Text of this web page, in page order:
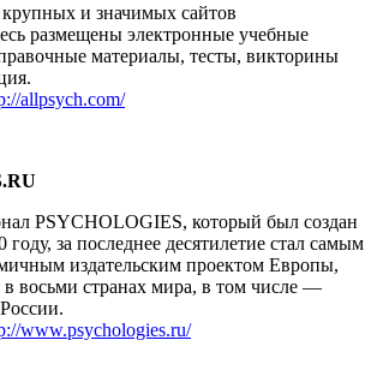
и значимых сайтов
размещены электронные учебные
материалы, тесты, викторины
allpsych.com/
PSYCHOLOGIES, который был создан
за последнее десятилетие стал самым
издательским проектом Европы,
в восьми странах мира, в том числе —
www.psychologies.ru/